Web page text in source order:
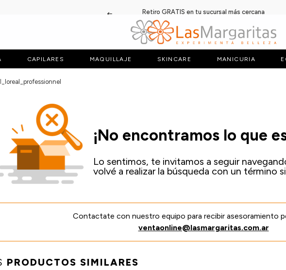
Retiro GRATIS en tu sucursal más cercana
CAPILARES MAQUILLAJE SKINCARE MANICURIA
¡No encontramos lo que
Lo sentimos, te invitamos a seguir
volvé a realizar la búsqueda con un término
Contactate con nuestro equipo para recibir asesoramiento
ventaonline@lasmargaritas.com.ar
PRODUCTOS SIMILARES